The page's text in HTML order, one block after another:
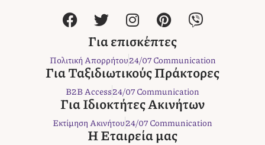
F
a
e
b
o
o
k
T
w
i
t
t
e
r
I
n
s
t
a
g
r
a
m
P
i
n
t
e
r
e
s
t
V
i
e
r
Για επισκέπτες
Πολιτική Απορρήτου24/07 Communication
Για Ταξιδιωτικούς Πράκτορες
B2B Access24/07 Communication
Για Ιδιοκτήτες Ακινήτων
Εκτίμηση Ακινήτου24/07 Communication
Η Εταιρεία μας